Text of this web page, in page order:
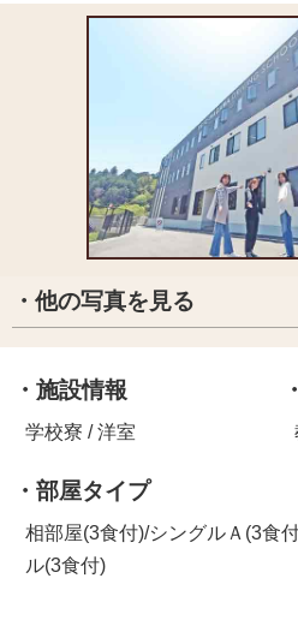
・他の写真を見る
・施設情報
学校寮 / 洋室
・部屋タイプ
相部屋(3食付)/シングルＡ(3食
ル(3食付)